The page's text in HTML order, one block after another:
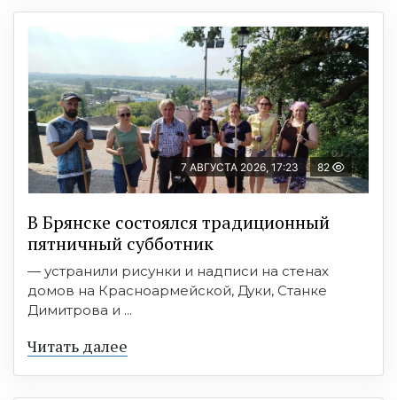
7 АВГУСТА 2026, 17:23 82
В Брянске состоялся традиционный
пятничный субботник
— устранили рисунки и надписи на стенах
домов на Красноармейской, Дуки, Станке
Димитрова и ...
Читать далее